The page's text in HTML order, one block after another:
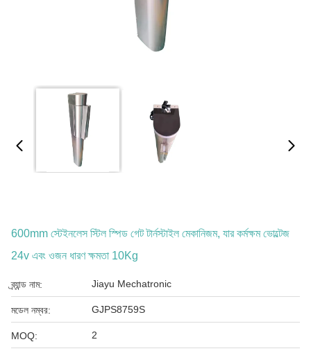
600mm স্টেইনলেস স্টিল স্পিড গেট টার্নস্টাইল মেকানিজম, যার কর্মক্ষম ভোল্টেজ
24v এবং ওজন ধারণ ক্ষমতা 10Kg
ব্র্যান্ড নাম: Jiayu Mechatronic
মডেল নম্বর: GJPS8759S
MOQ: 2